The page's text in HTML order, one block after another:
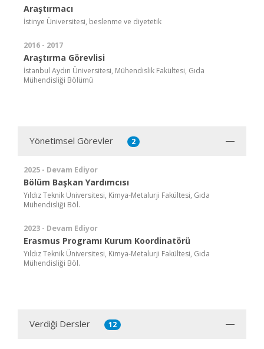
Araştırmacı
İstinye Üniversitesi, beslenme ve diyetetik
2016 - 2017
Araştırma Görevlisi
İstanbul Aydın Üniversitesi, Mühendislik Fakültesi, Gıda
Mühendisliği Bölümü
Yönetimsel Görevler 2
2025 - Devam Ediyor
Bölüm Başkan Yardımcısı
Yıldız Teknik Üniversitesi, Kimya-Metalurji Fakültesi, Gıda
Mühendisliği Böl.
2023 - Devam Ediyor
Erasmus Programı Kurum Koordinatörü
Yıldız Teknik Üniversitesi, Kimya-Metalurji Fakültesi, Gıda
Mühendisliği Böl.
Verdiği Dersler 12